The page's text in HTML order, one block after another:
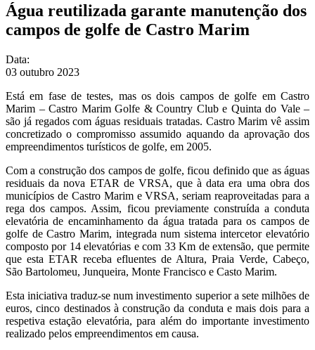
Água reutilizada garante manutenção dos
campos de golfe de Castro Marim
Data:
03 outubro 2023
Está em fase de testes, mas os dois campos de golfe em Castro
Marim – Castro Marim Golfe & Country Club e Quinta do Vale –
são já regados com águas residuais tratadas. Castro Marim vê assim
concretizado o compromisso assumido aquando da aprovação dos
empreendimentos turísticos de golfe, em 2005.
Com a construção dos campos de golfe, ficou definido que as águas
residuais da nova ETAR de VRSA, que à data era uma obra dos
municípios de Castro Marim e VRSA, seriam reaproveitadas para a
rega dos campos. Assim, ficou previamente construída a conduta
elevatória de encaminhamento da água tratada para os campos de
golfe de Castro Marim, integrada num sistema intercetor elevatório
composto por 14 elevatórias e com 33 Km de extensão, que permite
que esta ETAR receba efluentes de Altura, Praia Verde, Cabeço,
São Bartolomeu, Junqueira, Monte Francisco e Casto Marim.
Esta iniciativa traduz-se num investimento superior a sete milhões de
euros, cinco destinados à construção da conduta e mais dois para a
respetiva estação elevatória, para além do importante investimento
realizado pelos empreendimentos em causa.